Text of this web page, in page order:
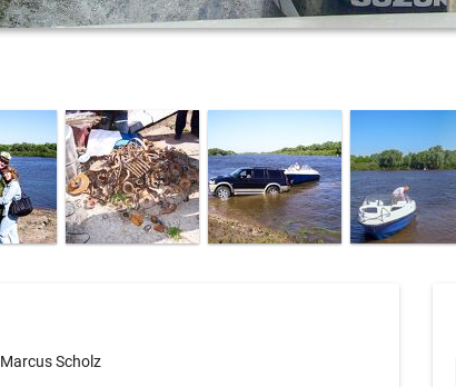
Marcus Scholz